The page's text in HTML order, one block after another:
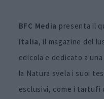
BFC Media presenta il
Italia, il magazine del
edicola e dedicato a
la Natura svela i suoi
esclusivi, come i